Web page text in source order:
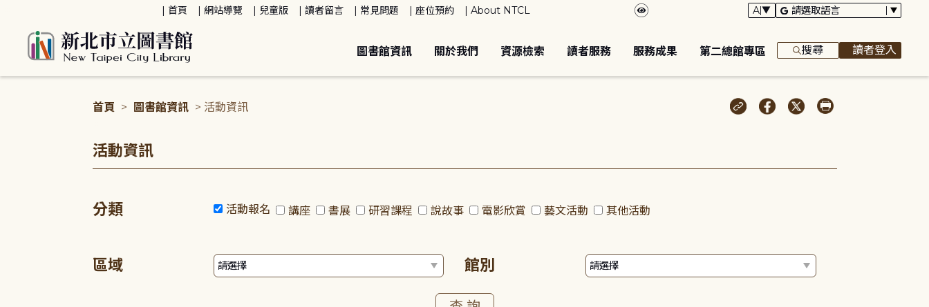
首頁 網站導覽 兒童版 讀者留言 常見問題 座位預約 About NTCL
圖書館資訊 關於我們 資源檢索 讀者服務 服務成果 第二總館專區 搜尋 讀者登入
首頁 > 圖書館資訊 > 活動資訊
活動資訊
分類 活動報名 講座 書展 研習課程 說故事 電影欣賞 藝文活動 其他活動
區域 館別